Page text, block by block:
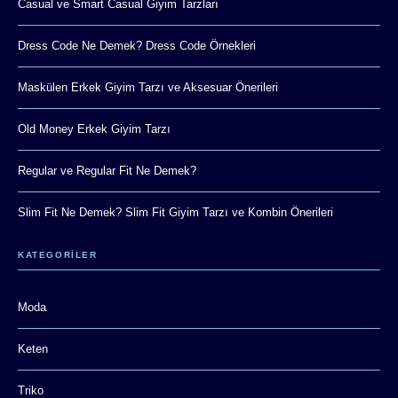
Casual ve Smart Casual Giyim Tarzları
Dress Code Ne Demek? Dress Code Örnekleri
Maskülen Erkek Giyim Tarzı ve Aksesuar Önerileri
Old Money Erkek Giyim Tarzı
Regular ve Regular Fit Ne Demek?
Slim Fit Ne Demek? Slim Fit Giyim Tarzı ve Kombin Önerileri
KATEGORİLER
Moda
Keten
Triko